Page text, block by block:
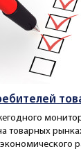
товарных